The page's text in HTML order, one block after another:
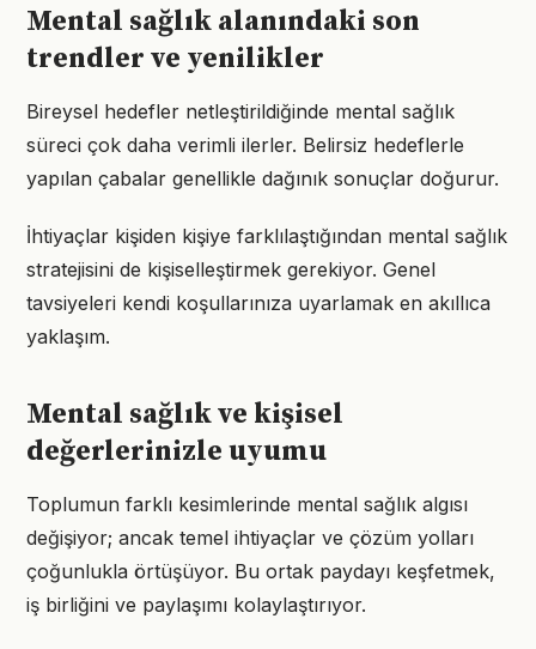
Mental sağlık alanındaki son
trendler ve yenilikler
Bireysel hedefler netleştirildiğinde mental sağlık
süreci çok daha verimli ilerler. Belirsiz hedeflerle
yapılan çabalar genellikle dağınık sonuçlar doğurur.
İhtiyaçlar kişiden kişiye farklılaştığından mental sağlık
stratejisini de kişiselleştirmek gerekiyor. Genel
tavsiyeleri kendi koşullarınıza uyarlamak en akıllıca
yaklaşım.
Mental sağlık ve kişisel
değerlerinizle uyumu
Toplumun farklı kesimlerinde mental sağlık algısı
değişiyor; ancak temel ihtiyaçlar ve çözüm yolları
çoğunlukla örtüşüyor. Bu ortak paydayı keşfetmek,
iş birliğini ve paylaşımı kolaylaştırıyor.